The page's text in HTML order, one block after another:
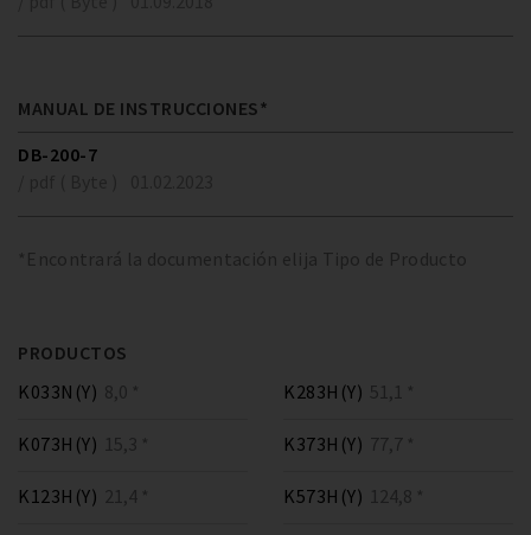
MANUAL DE INSTRUCCIONES*
DB-200-7
*Encontrará la documentación elija Tipo de Producto
PRODUCTOS
K033N(Y) 8,0 *
K073H(Y) 15,3 *
K123H(Y) 21,4 *
K283H(Y) 51,1 *
K373H(Y) 77,7 *
K573H(Y) 124,8 *